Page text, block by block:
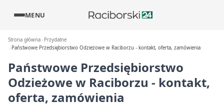
MENU
Strona główna
Przydatne
Państwowe Przedsiębiorstwo Odzieżowe w Raciborzu - kontakt, oferta, zamówienia
Państwowe Przedsiębiorstwo
Odzieżowe w Raciborzu - kontakt,
oferta, zamówienia